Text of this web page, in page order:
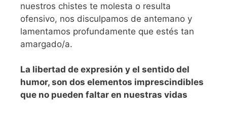
nuestros chistes te molesta o resulta
ofensivo, nos disculpamos de antemano y
lamentamos profundamente que estés tan
amargado/a.
La libertad de expresión y el sentido del
humor, son dos elementos imprescindibles
que no pueden faltar en nuestras vidas